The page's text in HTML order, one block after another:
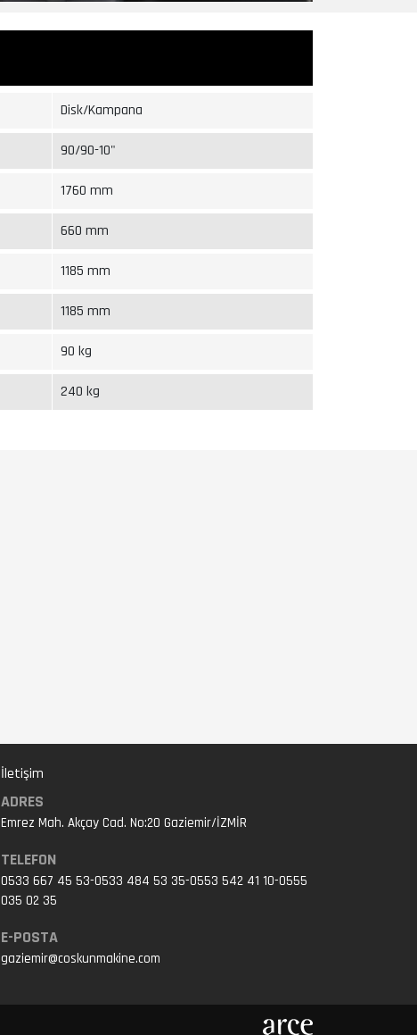
Disk/Kampana
90/90-10"
1760 mm
660 mm
1185 mm
1185 mm
90 kg
240 kg
İletişim
ADRES
Emrez Mah. Akçay Cad. No:20 Gaziemir/İZMİR
TELEFON
0533 667 45 53-0533 484 53 35-0553 542 41 10-0555
035 02 35
E-POSTA
gaziemir@coskunmakine.com